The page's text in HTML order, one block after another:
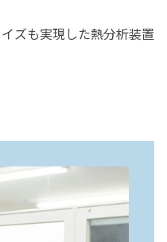
ズも実現した熱分析装置